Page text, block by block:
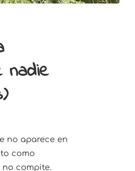
nadie
no aparece en
como
no compite.